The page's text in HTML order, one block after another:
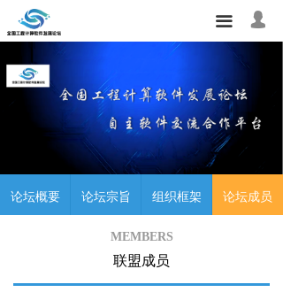
끀
首页
关于论坛
软件中心
论坛活动
会员之家
研究需求
넙
MEMBERS
联盟成员
论坛概要 论坛宗旨 组织框架 论坛成员